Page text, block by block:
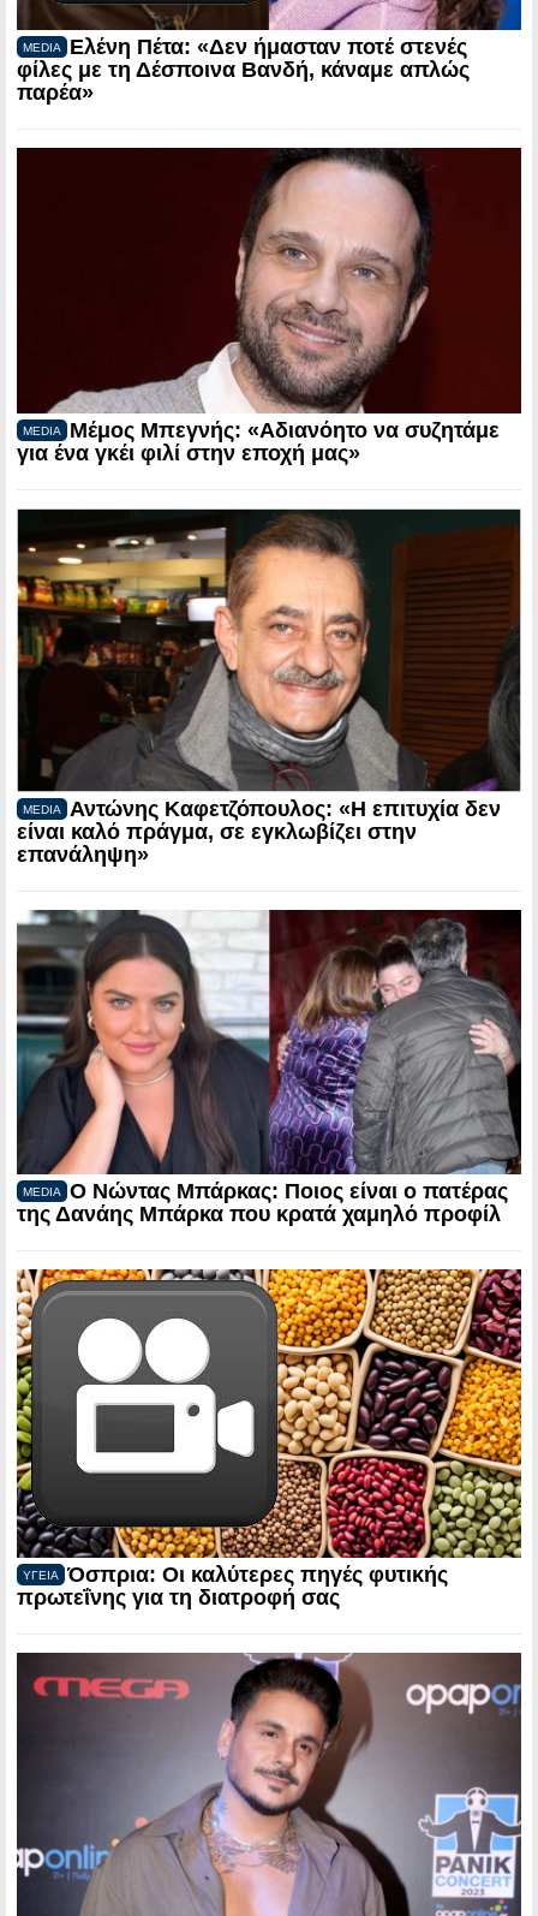
MEDIA
Ελένη Πέτα: «Δεν ήμασταν ποτέ στενές
φίλες με τη Δέσποινα Βανδή, κάναμε απλώς
παρέα»
MEDIA
Μέμος Μπεγνής: «Αδιανόητο να συζητάμε
για ένα γκέι φιλί στην εποχή μας»
MEDIA
Αντώνης Καφετζόπουλος: «Η επιτυχία δεν
είναι καλό πράγμα, σε εγκλωβίζει στην
επανάληψη»
MEDIA
Ο Νώντας Μπάρκας: Ποιος είναι ο πατέρας
της Δανάης Μπάρκα που κρατά χαμηλό προφίλ
ΥΓΕΙΑ
Όσπρια: Οι καλύτερες πηγές φυτικής
πρωτεΐνης για τη διατροφή σας